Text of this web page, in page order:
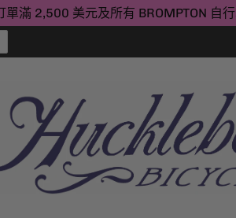
單滿 2,500 美元及所有 BROMPTON 自